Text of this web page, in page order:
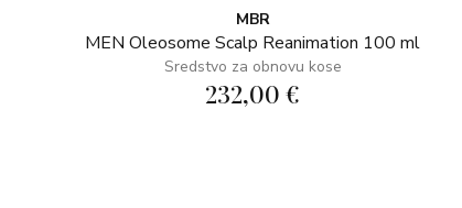
MBR
MEN Oleosome Scalp Reanimation 100 ml
Sredstvo za obnovu kose
232,00 €